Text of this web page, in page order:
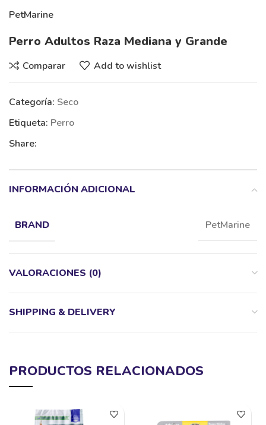
PetMarine
Perro Adultos Raza Mediana y Grande
Comparar Add to wishlist
Categoría: Seco
Etiqueta: Perro
Share:
INFORMACIÓN ADICIONAL
BRAND PetMarine
VALORACIONES (0)
SHIPPING & DELIVERY
PRODUCTOS RELACIONADOS